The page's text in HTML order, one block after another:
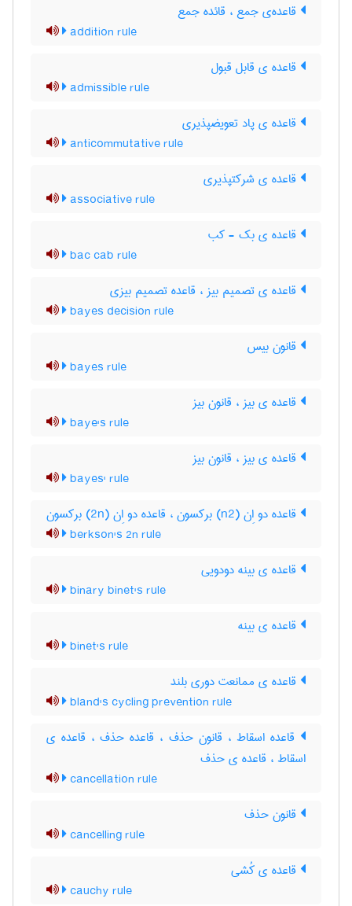
قاعده‌ی جمع ، قائده جمع
addition rule
قاعده ی قابل قبول
admissible rule
قاعده ی پاد تعویضپذیری
anticommutative rule
قاعده ی شرکتپذیری
associative rule
قاعده ی بک - کب
bac cab rule
قاعده ی تصمیم بیز ، قاعده تصمیم بیزی
bayes decision rule
قانون بیس
bayes rule
قاعده ی بیز ، قانون بیز
baye's rule
قاعده ی بیز ، قانون بیز
bayes' rule
قاعده دو اِن (n2) برکسون ، قاعده دو اِن (2n) برکسون
berkson's 2n rule
قاعده ی بینه دودویی
binary binet's rule
قاعده ی بینه
binet's rule
قاعده ی ممانعت دوری بلند
bland's cycling prevention rule
قاعده اسقاط ، قانون حذف ، قاعده حذف ، قاعده ی
اسقاط ، قاعده ی حذف
cancellation rule
قانون حذف
cancelling rule
قاعده ی کُشی
cauchy rule